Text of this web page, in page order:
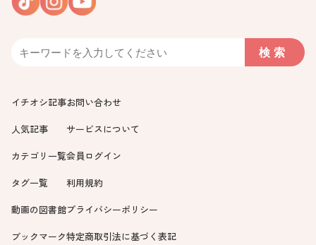
イチオシ記事
人気記事
カテゴリ一覧
タグ一覧
動画の図書館
ブックマーク
お問い合わせ
サービスについて
会員ログイン
利用規約
プライバシーポリシー
特定商取引法に基づく表記